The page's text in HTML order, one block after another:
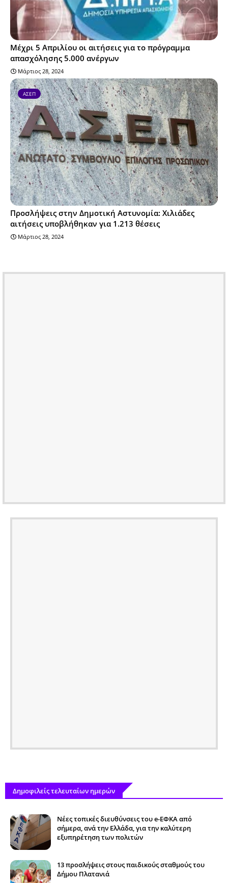
Μέχρι 5 Απριλίου οι αιτήσεις για το πρόγραμμα
απασχόλησης 5.000 ανέργων
Μάρτιος 28, 2024
ΑΣΕΠ
Προσλήψεις στην Δημοτική Αστυνομία: Χιλιάδες
αιτήσεις υποβλήθηκαν για 1.213 θέσεις
Μάρτιος 28, 2024
Δημοφιλείς τελευταίων ημερών
Νέες τοπικές διευθύνσεις του e-ΕΦΚΑ από
σήμερα, ανά την Ελλάδα, για την καλύτερη
εξυπηρέτηση των πολιτών
13 προσλήψεις στους παιδικούς σταθμούς του
Δήμου Πλατανιά